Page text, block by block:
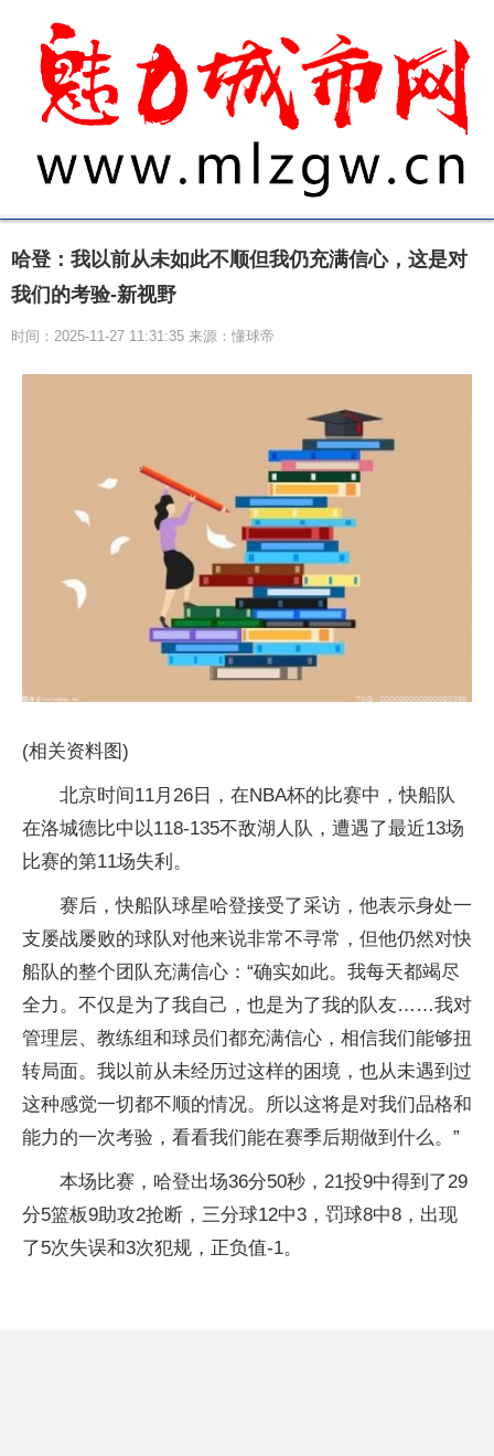
哈登：我以前从未如此不顺但我仍充满信心，这是对
我们的考验-新视野
时间：2025-11-27 11:31:35 来源：懂球帝
(相关资料图)
北京时间11月26日，在NBA杯的比赛中，快船队
在洛城德比中以118-135不敌湖人队，遭遇了最近13场
比赛的第11场失利。
赛后，快船队球星哈登接受了采访，他表示身处一
支屡战屡败的球队对他来说非常不寻常，但他仍然对快
船队的整个团队充满信心：“确实如此。我每天都竭尽
全力。不仅是为了我自己，也是为了我的队友……我对
管理层、教练组和球员们都充满信心，相信我们能够扭
转局面。我以前从未经历过这样的困境，也从未遇到过
这种感觉一切都不顺的情况。所以这将是对我们品格和
能力的一次考验，看看我们能在赛季后期做到什么。”
本场比赛，哈登出场36分50秒，21投9中得到了29
分5篮板9助攻2抢断，三分球12中3，罚球8中8，出现
了5次失误和3次犯规，正负值-1。